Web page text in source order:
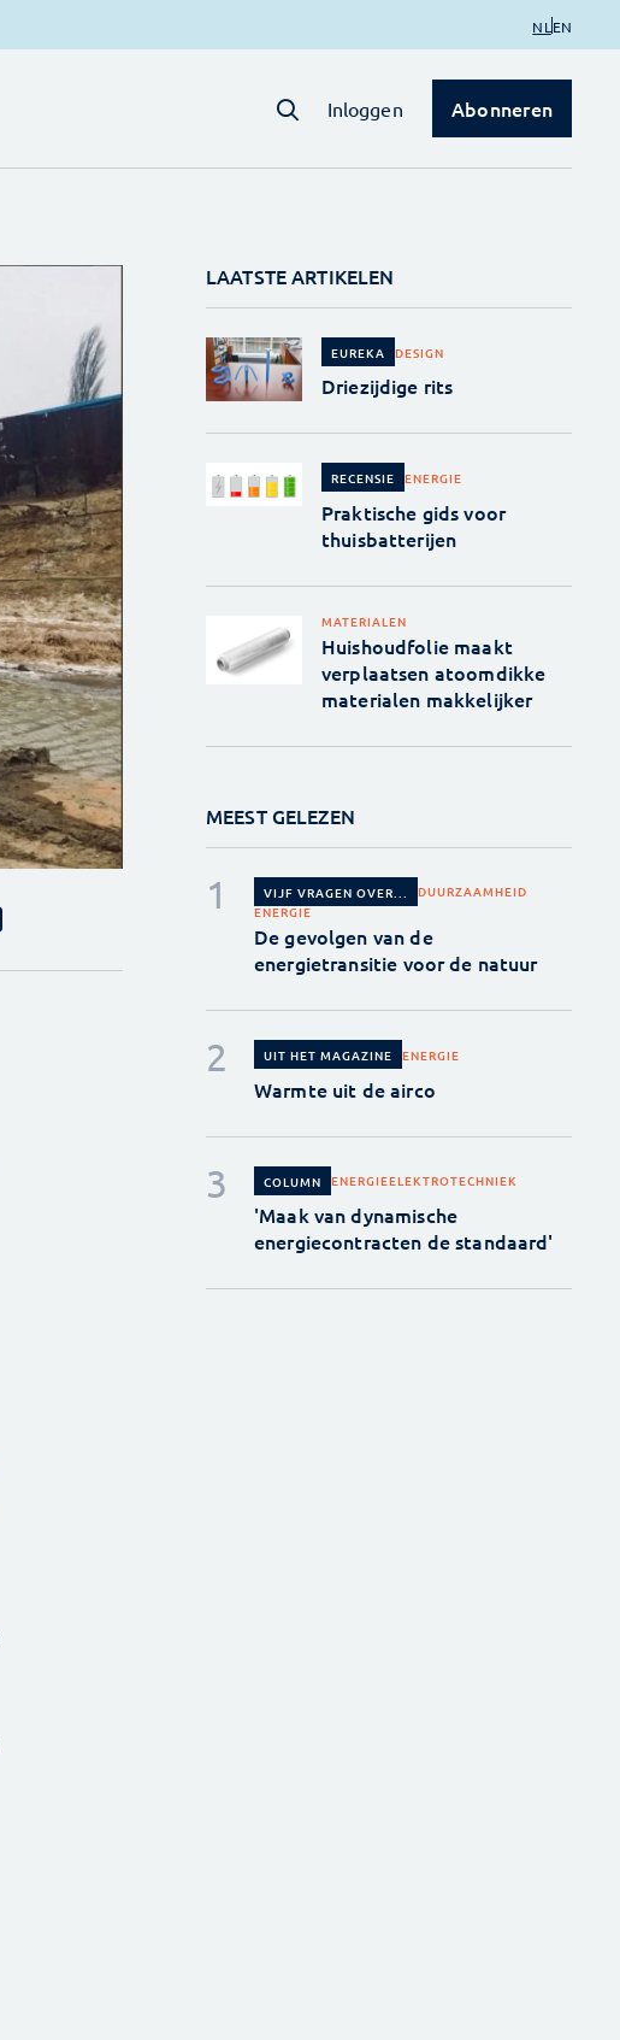
NL EN
Inloggen Abonneren
LAATSTE ARTIKELEN
EUREKA DESIGN
Driezijdige rits
RECENSIE ENERGIE
Praktische gids voor
thuisbatterijen
MATERIALEN
Huishoudfolie maakt
verplaatsen atoomdikke
materialen makkelijker
MEEST GELEZEN
VIJF VRAGEN OVER...
DUURZAAMHEID
ENERGIE
De gevolgen van de
energietransitie voor de natuur
UIT HET MAGAZINE ENERGIE
Warmte uit de airco
COLUMN ENERGIEELEKTROTECHNIEK
'Maak van dynamische
energiecontracten de standaard'